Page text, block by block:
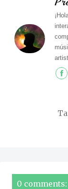
0 comments: